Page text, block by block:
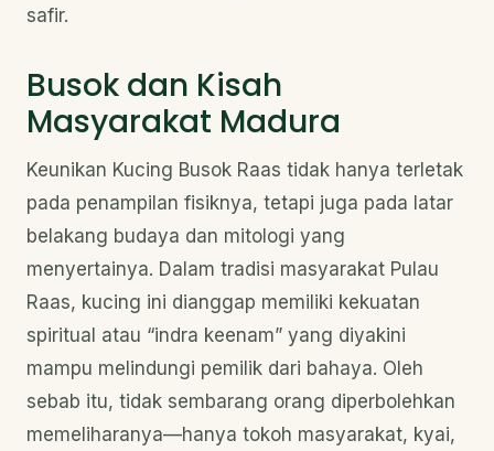
safir.
Busok dan Kisah
Masyarakat Madura
Keunikan Kucing Busok Raas tidak hanya terletak
pada penampilan fisiknya, tetapi juga pada latar
belakang budaya dan mitologi yang
menyertainya. Dalam tradisi masyarakat Pulau
Raas, kucing ini dianggap memiliki kekuatan
spiritual atau “indra keenam” yang diyakini
mampu melindungi pemilik dari bahaya. Oleh
sebab itu, tidak sembarang orang diperbolehkan
memeliharanya—hanya tokoh masyarakat, kyai,